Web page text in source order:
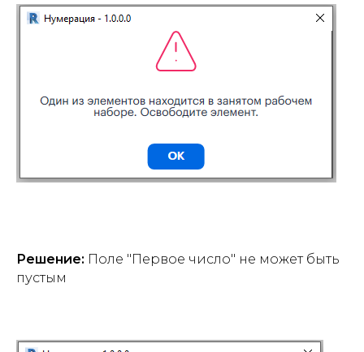
Решение: Поле "Первое число" не может быть
пустым